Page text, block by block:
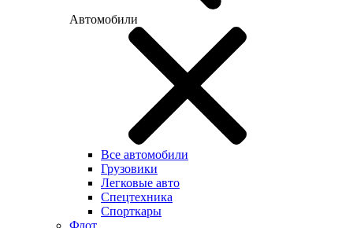
Автомобили
Все автомобили
Грузовики
Легковые авто
Спецтехника
Спорткары
Флот